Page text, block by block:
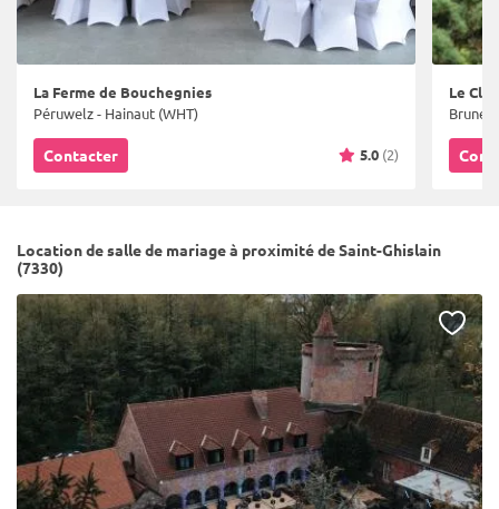
La Ferme de Bouchegnies
Péruwelz - Hainaut (WHT)
Contacter 5.0 (2)
Le
Location de salle de mariage à proximité de Saint-Ghislain
(7330)